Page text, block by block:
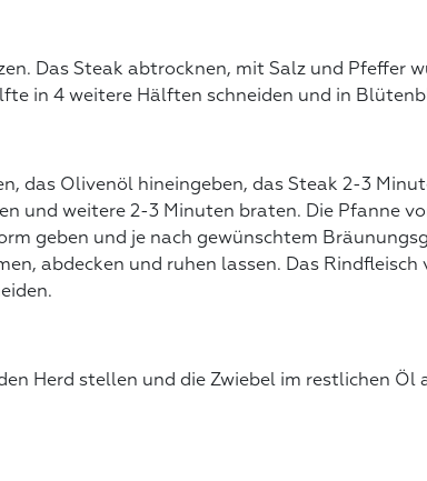
Das Steak abtrocknen, mit Salz und Pfeffer
in 4 weitere Hälften schneiden und in
das Olivenöl hineingeben, das Steak 2-3
und weitere 2-3 Minuten braten. Die Pfanne
geben und je nach gewünschtem
abdecken und ruhen lassen. Das Rindfleisch
Herd stellen und die Zwiebel im restlichen Öl